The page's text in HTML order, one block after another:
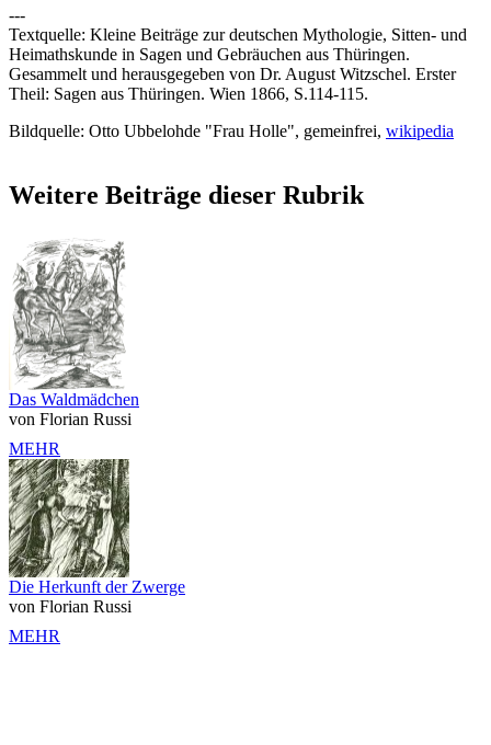
---
Textquelle: Kleine Beiträge zur deutschen Mythologie, Sitten- und
Heimathskunde in Sagen und Gebräuchen aus Thüringen.
Gesammelt und herausgegeben von Dr. August Witzschel. Erster
Theil: Sagen aus Thüringen. Wien 1866, S.114-115.
Bildquelle: Otto Ubbelohde "Frau Holle", gemeinfrei, wikipedia
Weitere Beiträge dieser Rubrik
Das Waldmädchen
von Florian Russi
MEHR
Die Herkunft der Zwerge
von Florian Russi
MEHR